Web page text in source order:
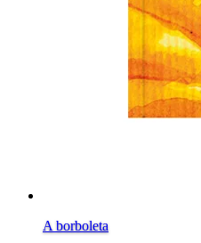
A borboleta